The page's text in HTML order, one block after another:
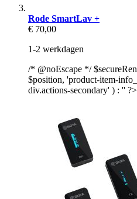
Rode SmartLav +
€ 70,00
1-2 werkdagen
/* @noEscape */
$position, 'product-item-
div.actions-secondary' ) : '' ?>